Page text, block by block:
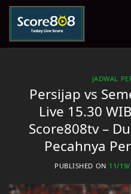
Skip
content
JADWAL
Persijap vs
Live 15.30
Score808tv –
Pecahnya
PUBLISHED ON 11/